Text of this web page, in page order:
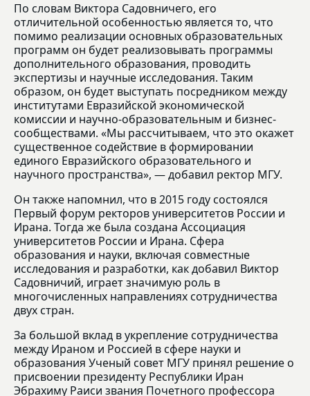
По словам Виктора Садовничего, его
отличительной особенностью является то, что
помимо реализации основных образовательных
программ он будет реализовывать программы
дополнительного образования, проводить
экспертизы и научные исследования. Таким
образом, он будет выступать посредником между
институтами Евразийской экономической
комиссии и научно-образовательным и бизнес-
сообществами. «Мы рассчитываем, что это окажет
существенное содействие в формировании
единого Евразийского образовательного и
научного пространства», — добавил ректор МГУ.
Он также напомнил, что в 2015 году состоялся
Первый форум ректоров университетов России и
Ирана. Тогда же была создана Ассоциация
университетов России и Ирана. Сфера
образования и науки, включая совместные
исследования и разработки, как добавил Виктор
Садовничий, играет значимую роль в
многочисленных направлениях сотрудничества
двух стран.
За большой вклад в укрепление сотрудничества
между Ираном и Россией в сфере науки и
образования Ученый совет МГУ принял решение о
присвоении президенту Республики Иран
Эбрахиму Раиси звания Почетного профессора